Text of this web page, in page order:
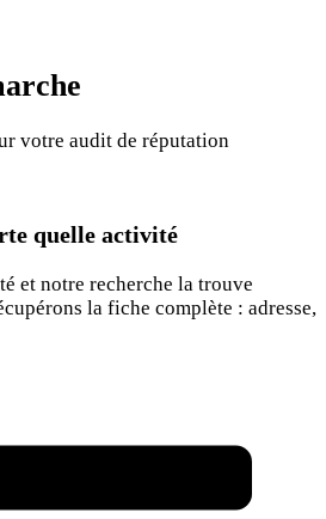
votre audit de réputation
quelle activité
et notre recherche la trouve
la fiche complète : adresse,